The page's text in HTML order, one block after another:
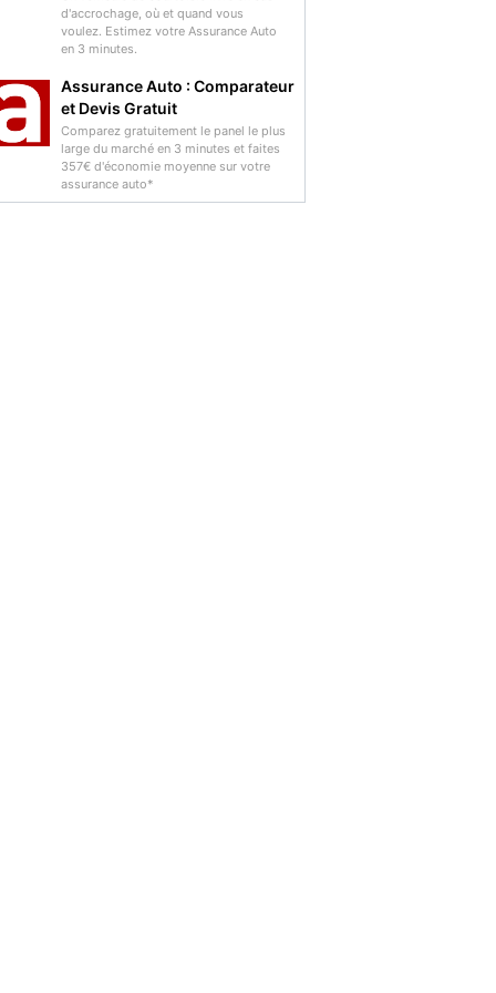
d'accrochage, où et quand vous
voulez. Estimez votre Assurance Auto
en 3 minutes.
Assurance Auto : Comparateur
et Devis Gratuit
Comparez gratuitement le panel le plus
large du marché en 3 minutes et faites
357€ d'économie moyenne sur votre
assurance auto*